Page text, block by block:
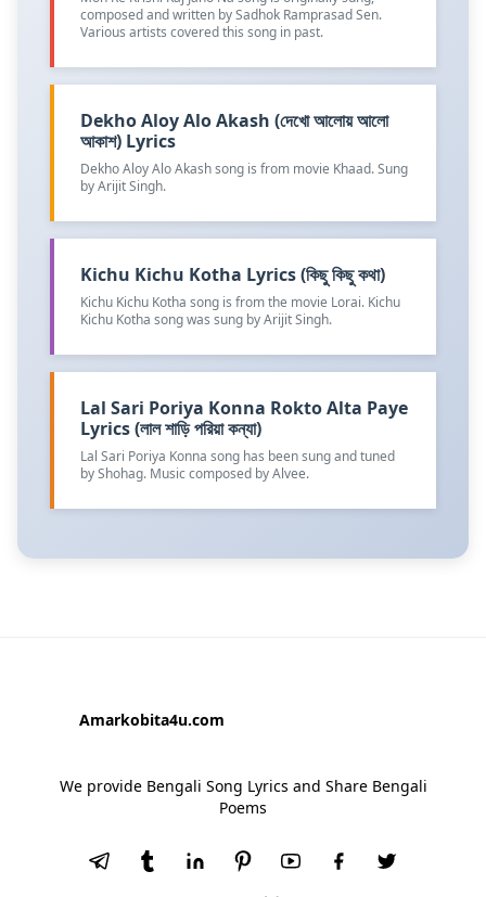
composed and written by Sadhok Ramprasad Sen.
Various artists covered this song in past.
Dekho Aloy Alo Akash (দেখো আলোয় আলো
আকাশ) Lyrics
Dekho Aloy Alo Akash song is from movie Khaad. Sung
by Arijit Singh.
Kichu Kichu Kotha Lyrics (কিছু কিছু কথা)
Kichu Kichu Kotha song is from the movie Lorai. Kichu
Kichu Kotha song was sung by Arijit Singh.
Lal Sari Poriya Konna Rokto Alta Paye
Lyrics (লাল শাড়ি পরিয়া কন্যা)
Lal Sari Poriya Konna song has been sung and tuned
by Shohag. Music composed by Alvee.
Amarkobita4u.com
We provide Bengali Song Lyrics and Share Bengali
Poems